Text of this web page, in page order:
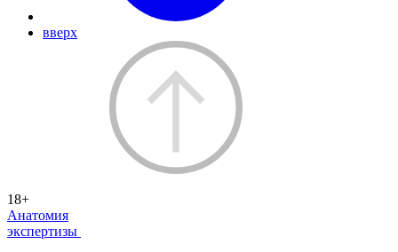
вверх
18+
Анатомия
экспертизы